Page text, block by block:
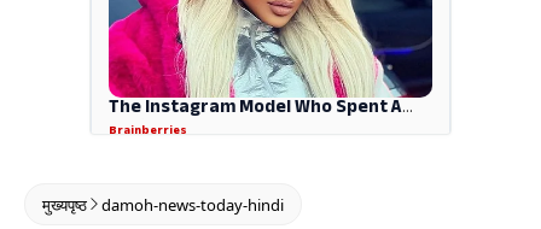
मुख्यपृष्ठ damoh-news-today-hindi